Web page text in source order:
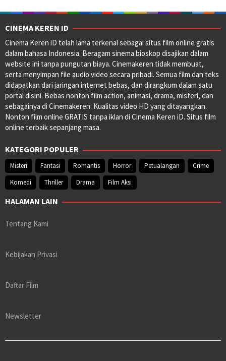
CINEMA KEREN ID
Cinema Keren iD telah lama terkenal sebagai situs film online gratis
dalam bahasa Indonesia. Beragam sinema bioskop disajikan dalam
website ini tanpa pungutan biaya. Cinemakeren tidak membuat,
serta menyimpan file audio video secara pribadi. Semua film dan teks
didapatkan dari jaringan internet bebas, dan dirangkum dalam satu
portal disini. Bebas nonton film action, animasi, drama, misteri, dan
sebagainya di Cinemakeren. Kualitas video HD yang ditayangkan.
Nonton film online GRATIS tanpa iklan di Cinema Keren iD. Situs film
online terbaik sepanjang masa.
KATEGORI POPULER
Misteri Fantasi Romantis Horror Petualangan
Crime
Komedi
Thriller Drama Film Aksi
HALAMAN LAIN
Tentang Kami
Kebijakan Privasi
Daftar Film
Newsletter